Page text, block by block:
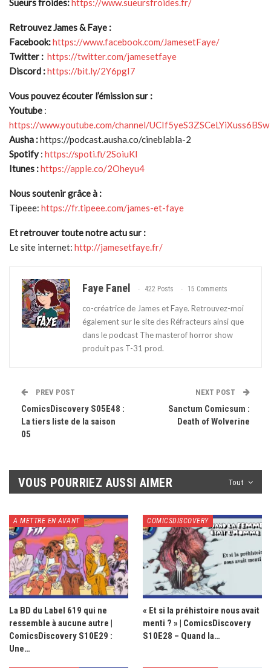
Sueurs froides: https://www.sueursfroides.fr/
Retrouvez James & Faye :
Facebook:https://www.facebook.com/JamesetFaye/
Twitter : https://twitter.com/jamesetfaye
Discord :https://bit.ly/2Y6pgI7
Vous pouvez écouter l’émission sur :
Youtube :
https://www.youtube.com/channel/UCIf5yeS3ZSCeLYiXuss6BSw
Ausha :https://podcast.ausha.co/cineblabla-2
Spotify: https://spoti.fi/2SoiuKl
Itunes :https://apple.co/2Oheyu4
Nous soutenir grâce à :
Tipeee: https://fr.tipeee.com/james-et-faye
Et retrouver toute notre actu sur :
Le site internet: http://jamesetfaye.fr/
Faye Fanel 422 Posts 15 Comments
co-créatrice de James et Faye. Retrouvez-moi
également sur le site des Réfracteurs ainsi que
dans le podcast The masterof horror show
produit pas T-31 prod.
PREV POST
ComicsDiscovery S05E48 :
La tiers liste de la saison
05
NEXT POST
Sanctum Comicsum :
Death of Wolverine
Tout
VOUS POURRIEZ AUSSI AIMER
A METTRE EN AVANT
La BD du Label 619 qui ne
ressemble à aucune autre |
ComicsDiscovery S10E29 :
Une…
COMICSDISCOVERY
« Et si la préhistoire nous avait
menti ? » | ComicsDiscovery
S10E28 – Quand la…